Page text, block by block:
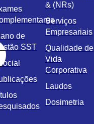
de
SST
& (NRs)
Serviços
Empresariais
Qualidade de
Vida
Corporativa
Laudos
Dosimetria